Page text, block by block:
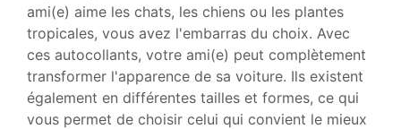
ami(e) aime les chats, les chiens ou les plantes
tropicales, vous avez l'embarras du choix. Avec
ces autocollants, votre ami(e) peut complètement
transformer l'apparence de sa voiture. Ils existent
également en différentes tailles et formes, ce qui
vous permet de choisir celui qui convient le mieux